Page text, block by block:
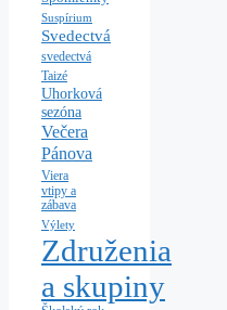
Suspírium
Svedectvá
svedectvá
Taizé
Uhorková
sezóna
Večera
Pánova
Viera
vtipy a
zábava
Výlety
Združenia
a skupiny